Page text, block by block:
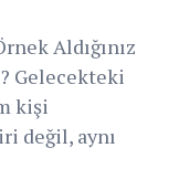
Aldığınız
Gelecekteki
kişi
değil, aynı